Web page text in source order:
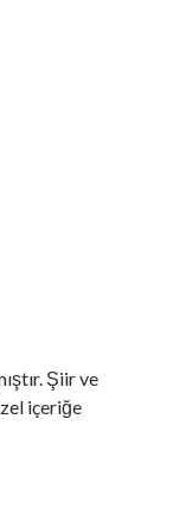
Şiir ve
içeriğe